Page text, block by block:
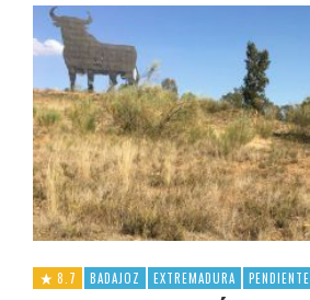
8.7 BADAJOZ EXTREMADURA PENDIENTE